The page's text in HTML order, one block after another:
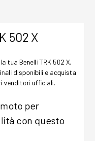
502 X
tua Benelli TRK 502 X.
disponibili e acquista
venditori ufficiali.
per
con questo